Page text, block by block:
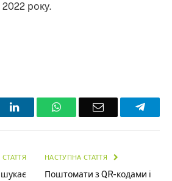
року.
LinkedInWhatsAppEmail
шукає
НАСТУПНА СТАТТЯ
Поштомати з QR-кодами і